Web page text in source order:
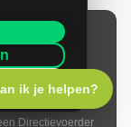
12:00
Directievoerder
ik je helpen?